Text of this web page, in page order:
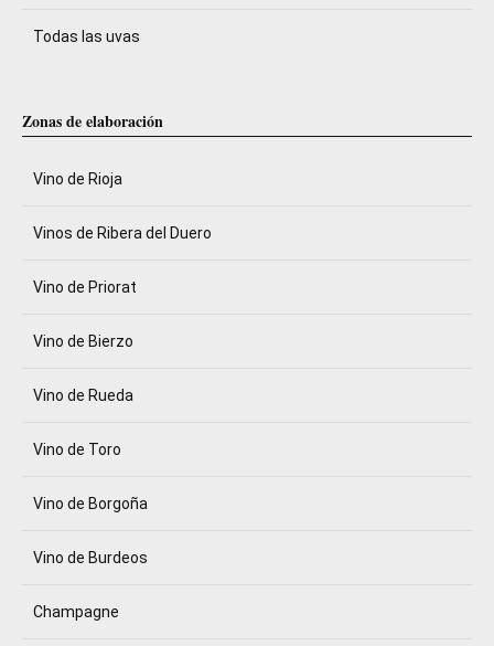
Todas las uvas
Zonas de elaboración
Vino de Rioja
Vinos de Ribera del Duero
Vino de Priorat
Vino de Bierzo
Vino de Rueda
Vino de Toro
Vino de Borgoña
Vino de Burdeos
Champagne